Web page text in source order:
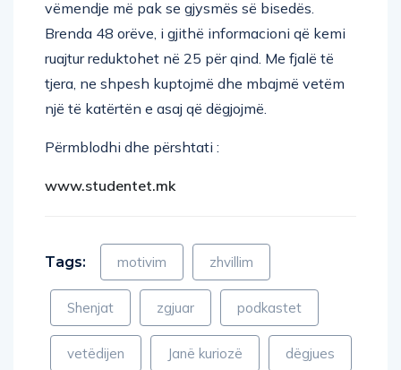
Brenda 48 orëve, i gjithë informacioni që kemi
ruajtur reduktohet në 25 për qind. Me fjalë të
tjera, ne shpesh kuptojmë dhe mbajmë vetëm
një të katërtën e asaj që dëgjojmë.
motivim zhvillim
Shenjat zgjuar podkastet
vetëdijen Janë kuriozë dëgjues